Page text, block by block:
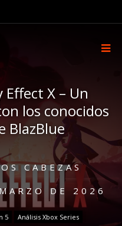
X – Un
los conocidos
BlazBlue
CABEZAS
DE 2026
5 Análisis Xbox Series